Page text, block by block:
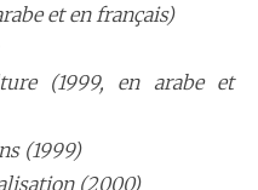
et en français)
(1999, en arabe et
(1999)
(2000)